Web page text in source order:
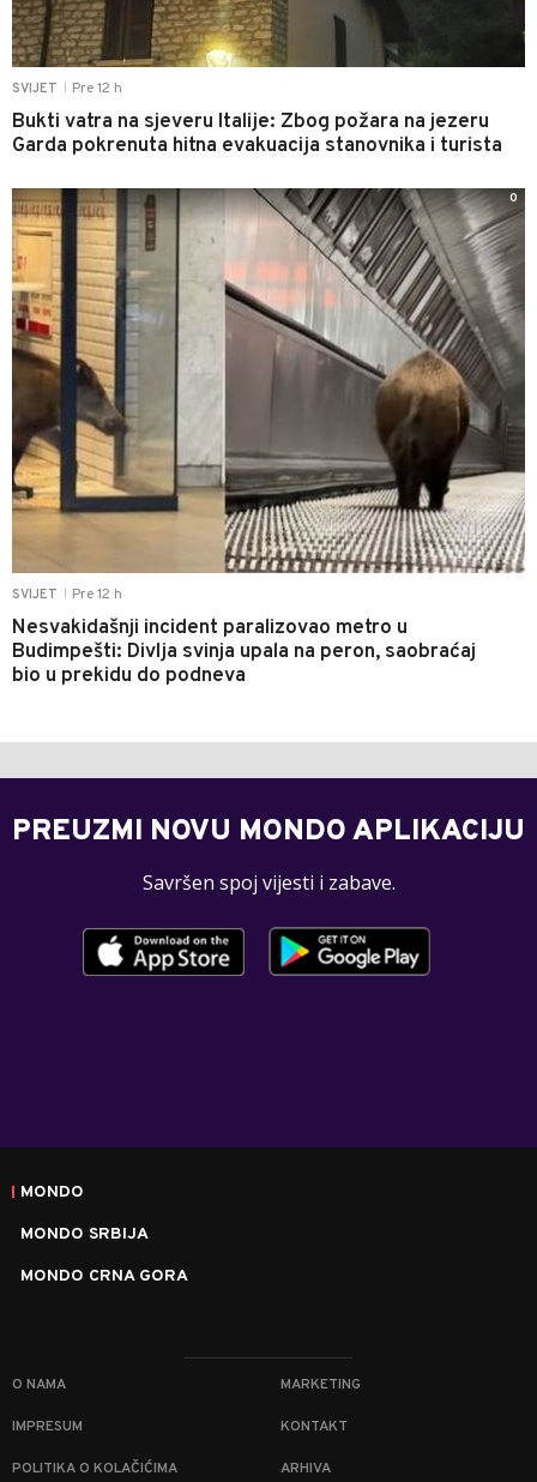
SVIJET Pre 12 h
Bukti vatra na sjeveru Italije: Zbog požara na jezeru
Garda pokrenuta hitna evakuacija stanovnika i turista
SVIJET Pre 12 h
Nesvakidašnji incident paralizovao metro u
Budimpešti: Divlja svinja upala na peron, saobraćaj
bio u prekidu do podneva
0
PREUZMI NOVU MONDO APLIKACIJU
Savršen spoj vijesti i zabave.
MONDO
MONDO SRBIJA
MONDO CRNA GORA
O NAMA MARKETING
IMPRESUM KONTAKT
POLITIKA O KOLAČIĆIMA ARHIVA